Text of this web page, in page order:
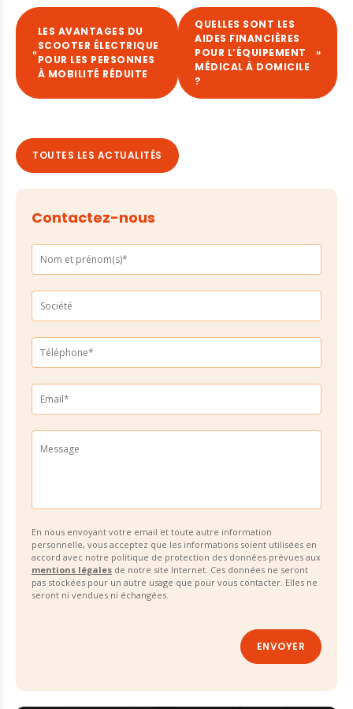
TOUTES LES ACTUALITÉS
Contactez-nous
En nous envoyant votre email et toute autre information
personnelle, vous acceptez que les informations soient utilisées en
accord avec notre politique de protection des données prévues aux
mentions légales de notre site Internet. Ces données ne seront
pas stockées pour un autre usage que pour vous contacter. Elles ne
seront ni vendues ni échangées.
«
LES AVANTAGES DU
SCOOTER ÉLECTRIQUE
POUR LES PERSONNES
À MOBILITÉ RÉDUITE
QUELLES SONT LES
AIDES FINANCIÈRES
POUR L’ÉQUIPEMENT
MÉDICAL À DOMICILE
?
»